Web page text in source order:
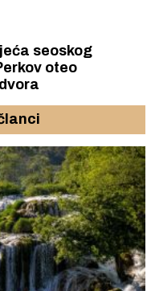
seoskog